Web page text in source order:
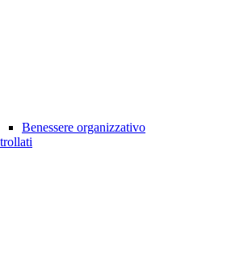
Benessere organizzativo